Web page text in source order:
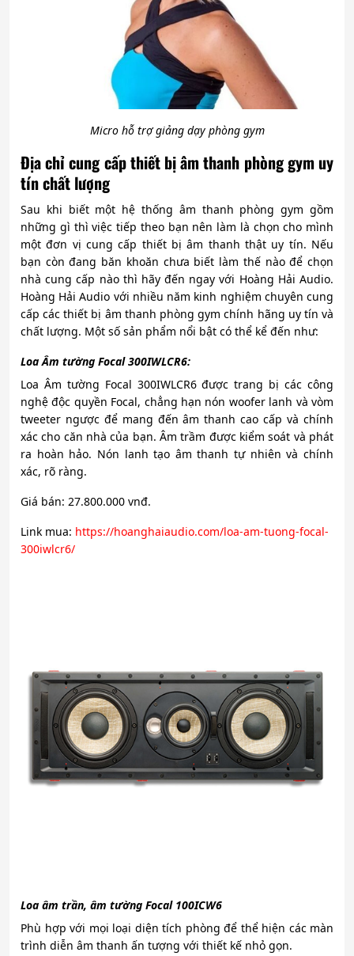
Micro hỗ trợ giảng dạy phòng gym
Địa chỉ cung cấp thiết bị âm thanh phòng gym uy
tín chất lượng
Sau khi biết một hệ thống âm thanh phòng gym gồm
những gì thì việc tiếp theo bạn nên làm là chọn cho mình
một đơn vị cung cấp thiết bị âm thanh thật uy tín. Nếu
bạn còn đang băn khoăn chưa biết làm thế nào để chọn
nhà cung cấp nào thì hãy đến ngay với Hoàng Hải Audio.
Hoàng Hải Audio với nhiều năm kinh nghiệm chuyên cung
cấp các thiết bị âm thanh phòng gym chính hãng uy tín và
chất lượng. Một số sản phẩm nổi bật có thể kể đến như:
Loa Âm tường Focal 300IWLCR6:
Loa Âm tường Focal 300IWLCR6 được trang bị các công
nghệ độc quyền Focal, chẳng hạn nón woofer lanh và vòm
tweeter ngược để mang đến âm thanh cao cấp và chính
xác cho căn nhà của bạn. Âm trầm được kiểm soát và phát
ra hoàn hảo. Nón lanh tạo âm thanh tự nhiên và chính
xác, rõ ràng.
Giá bán: 27.800.000 vnđ.
Link mua: https://hoanghaiaudio.com/loa-am-tuong-focal-
300iwlcr6/
Loa âm trần, âm tường Focal 100ICW6
Phù hợp với mọi loại diện tích phòng để thể hiện các màn
trình diễn âm thanh ấn tượng với thiết kế nhỏ gọn.